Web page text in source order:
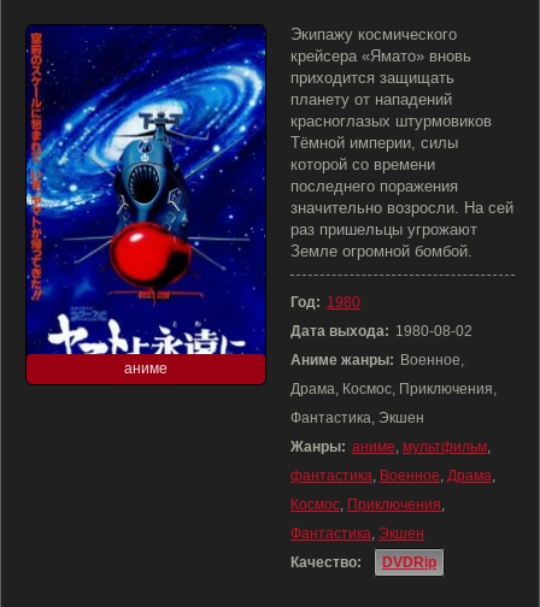
аниме
Экипажу космического
крейсера «Ямато» вновь
приходится защищать
планету от нападений
красноглазых штурмовиков
Тёмной империи, силы
которой со времени
последнего поражения
значительно возросли. На сей
раз пришельцы угрожают
Земле огромной бомбой.
Год: 1980
Дата выхода: 1980-08-02
Аниме жанры: Военное,
Драма, Космос, Приключения,
Фантастика, Экшен
Жанры: аниме, мультфильм,
фантастика, Военное, Драма,
Космос, Приключения,
Фантастика, Экшен
Качество:
DVDRip